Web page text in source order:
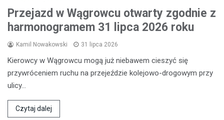
Przejazd w Wągrowcu otwarty zgodnie z
harmonogramem 31 lipca 2026 roku
Kamil Nowakowski 31 lipca 2026
Kierowcy w Wągrowcu mogą już niebawem cieszyć się
przywróceniem ruchu na przejeździe kolejowo-drogowym przy
ulicy…
Czytaj dalej